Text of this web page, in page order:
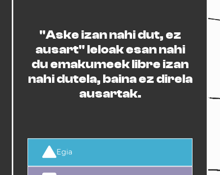
"Aske izan nahi dut, ez
ausart" leloak esan nahi
du emakumeek libre izan
nahi dutela, baina ez direla
ausartak.
Egia